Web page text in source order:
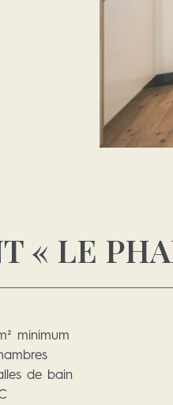
« LE
minimum
de bain